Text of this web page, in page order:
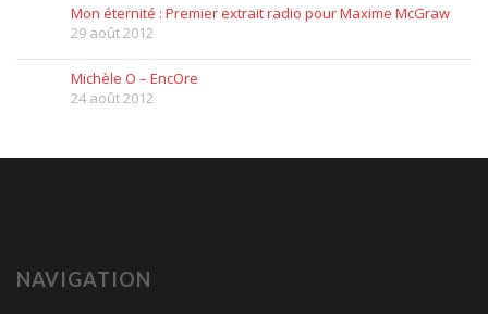
Mon éternité : Premier extrait radio pour Maxime McGraw
29 août 2012
Michèle O – EncOre
24 août 2012
NAVIGATION